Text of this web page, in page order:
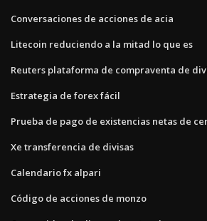
Conversaciones de acciones de acia
Litecoin reduciendo a la mitad lo que es
Reuters plataforma de compraventa de
Estrategia de forex fácil
Prueba de pago de existencias netas de
Xe transferencia de divisas
Calendario fx alpari
Código de acciones de monzo